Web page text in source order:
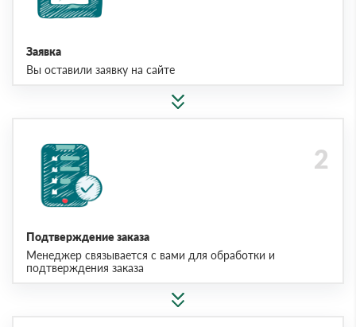
Заявка
Вы оставили заявку на сайте
Подтверждение заказа
Менеджер связывается с вами для обработки и
подтверждения заказа